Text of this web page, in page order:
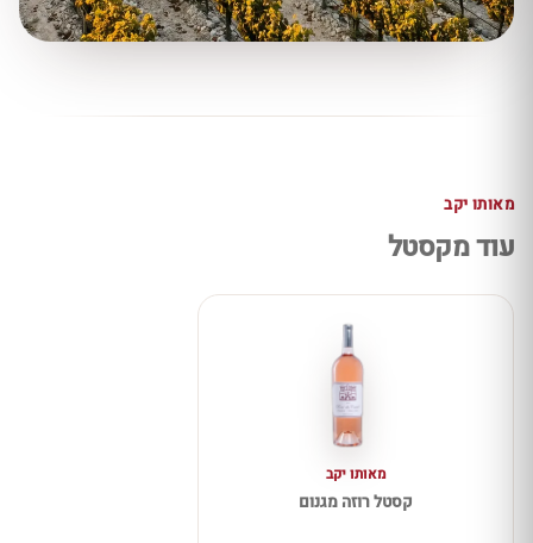
מאותו יקב
עוד מקסטל
מאותו יקב
קסטל רוזה מגנום